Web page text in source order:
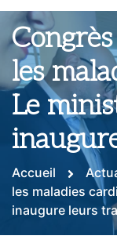
les
Le
Accueil
les maladies
inaugure leurs